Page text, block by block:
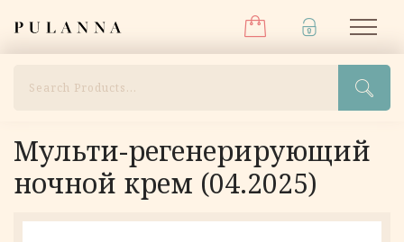
Меню
Мульти-регенерирующий
ночной крем (04.2025)